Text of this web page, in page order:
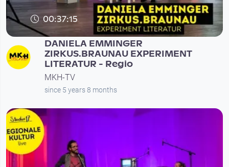
00:37:15
DANIELA EMMINGER
ZIRKUS.BRAUNAU EXPERIMENT
LITERATUR - Regio
MKH-TV
since 5 years 8 months